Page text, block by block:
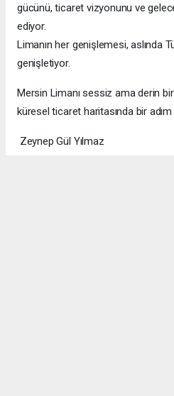
gücünü, ticaret vizyonunu ve
ediyor.
Limanın her genişlemesi, aslında
genişletiyor.
Mersin Limanı sessiz ama derin bir
küresel ticaret haritasında bir
Zeynep Gül Yılmaz